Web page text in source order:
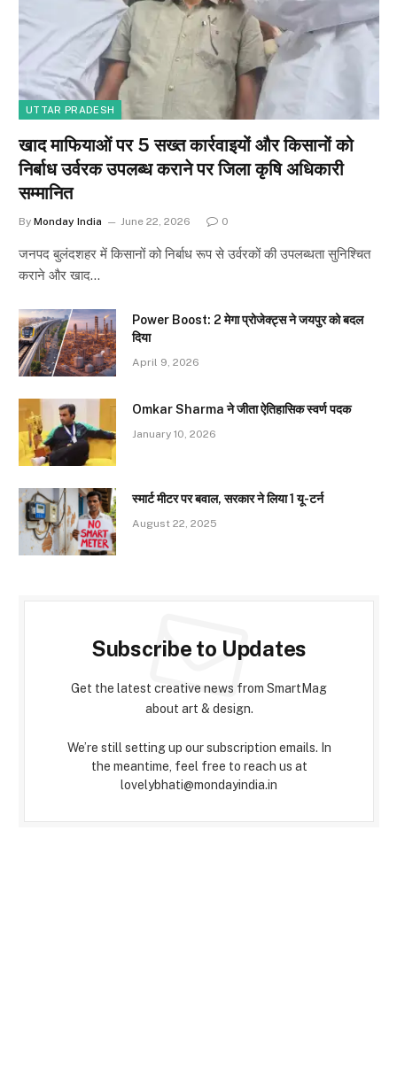
UTTAR PRADESH
खाद माफियाओं पर 5 सख्त कार्रवाइयों और किसानों को
निर्बाध उर्वरक उपलब्ध कराने पर जिला कृषि अधिकारी
सम्मानित
By Monday India June 22, 2026 0
जनपद बुलंदशहर में किसानों को निर्बाध रूप से उर्वरकों की उपलब्धता सुनिश्चित
कराने और खाद…
Power Boost: 2 मेगा प्रोजेक्ट्स ने जयपुर को बदल
दिया
April 9, 2026
Omkar Sharma ने जीता ऐतिहासिक स्वर्ण पदक
January 10, 2026
स्मार्ट मीटर पर बवाल, सरकार ने लिया 1 यू-टर्न
August 22, 2025
Subscribe to Updates
Get the latest creative news from SmartMag
about art & design.
We’re still setting up our subscription emails. In
the meantime, feel free to reach us at
lovelybhati@mondayindia.in